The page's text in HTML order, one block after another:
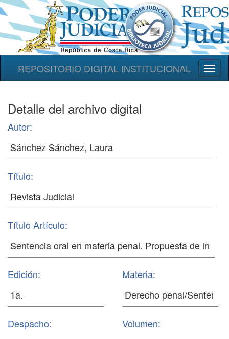
REPOSITORIO DIGITAL INSTITUCIONAL
Detalle del archivo digital
Autor:
Título:
Título Artículo:
Edición: Materia:
Despacho: Volumen: